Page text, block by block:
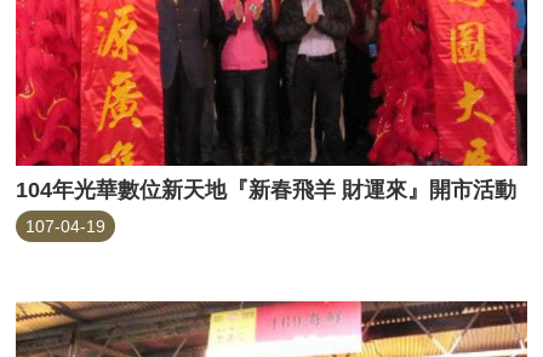
104年光華數位新天地『新春飛羊 財運來』開市活動
107-04-19